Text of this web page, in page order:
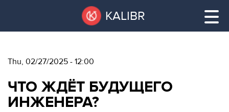
all
to
VACANT AREAS
KALIBR
AREAS
Thu, 02/27/2025 - 12:00
ЧТО ЖДЁТ БУДУЩЕГО
ИНЖЕНЕРА?